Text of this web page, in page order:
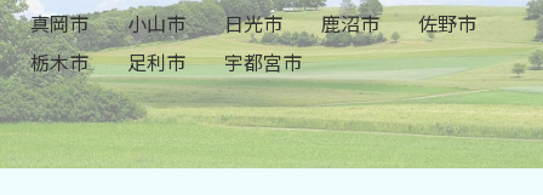
真岡市
小山市 日光市 鹿沼市
佐野市
栃木市
足利市 宇都宮市